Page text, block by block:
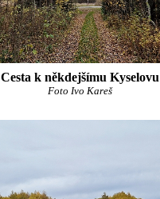
Cesta k někdejšímu Kyselovu
Foto Ivo Kareš